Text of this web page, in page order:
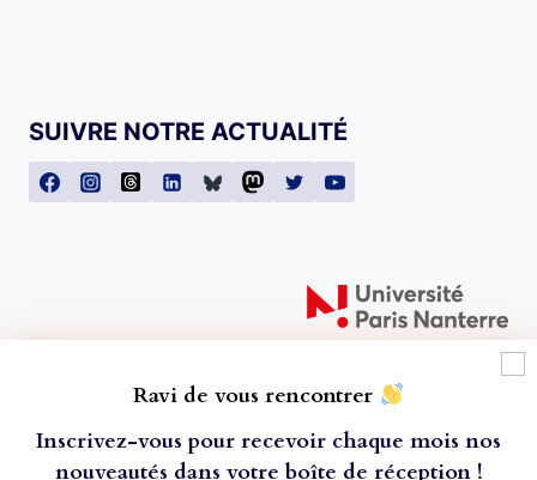
Ravi de vous rencontrer
Inscrivez-vous pour recevoir chaque mois nos
nouveautés dans votre boîte de réception!
SUIVRE NOTRE ACTUALITÉ